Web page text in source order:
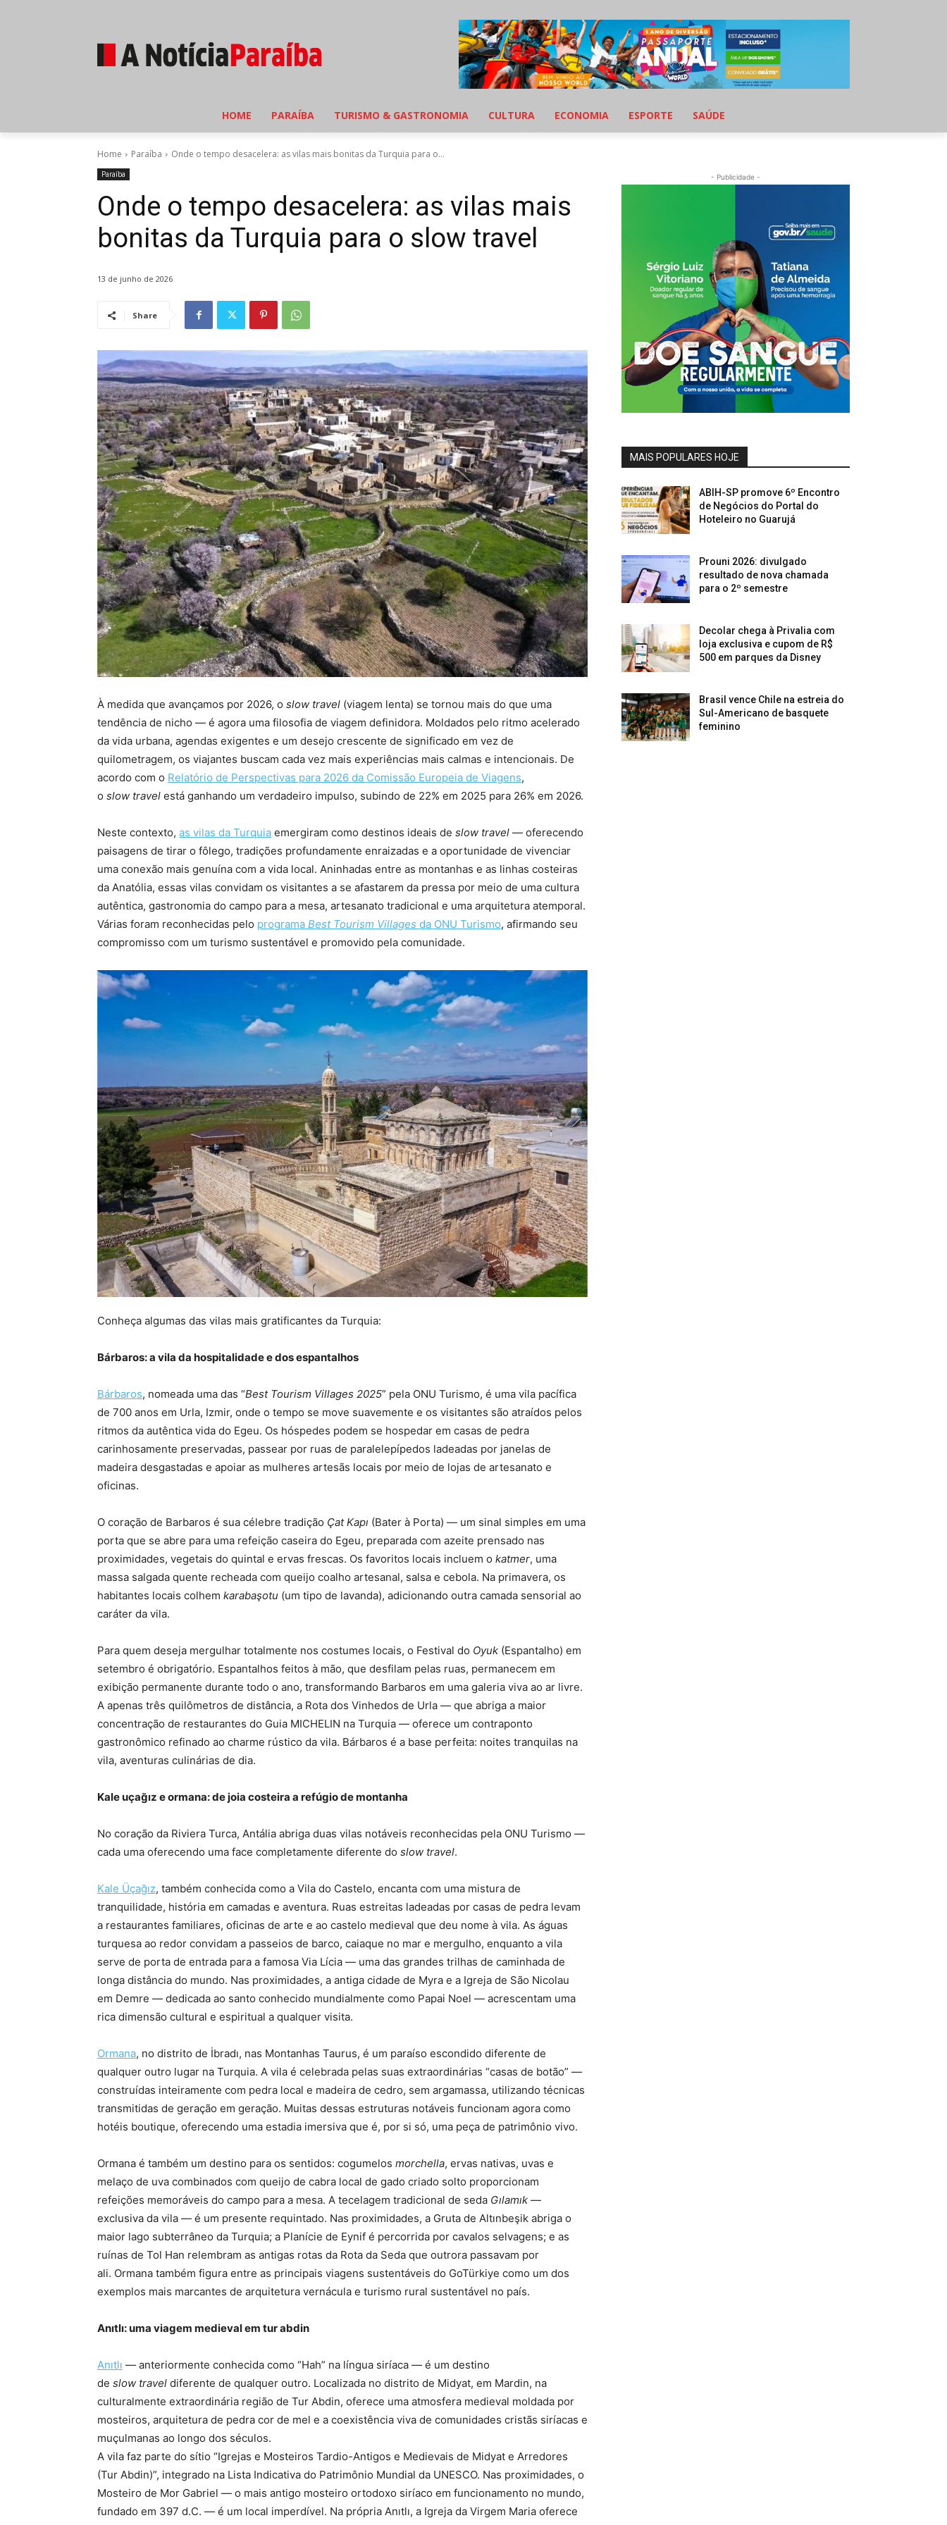
HOME PARAÍBA TURISMO & GASTRONOMIA CULTURA ECONOMIA ESPORTE SAÚDE
Home Paraíba Onde o tempo desacelera: as vilas mais bonitas da Turquia para o...
Paraíba
Onde o tempo desacelera: as vilas mais
bonitas da Turquia para o slow travel
13 de junho de 2026
Share
À medida que avançamos por 2026, o slow travel (viagem lenta) se tornou mais do que uma
tendência de nicho — é agora uma filosofia de viagem definidora. Moldados pelo ritmo acelerado
da vida urbana, agendas exigentes e um desejo crescente de significado em vez de
quilometragem, os viajantes buscam cada vez mais experiências mais calmas e intencionais. De
acordo com o Relatório de Perspectivas para 2026 da Comissão Europeia de Viagens,
o slow travel está ganhando um verdadeiro impulso, subindo de 22% em 2025 para 26% em 2026.
Neste contexto, as vilas da Turquia emergiram como destinos ideais de slow travel — oferecendo
paisagens de tirar o fôlego, tradições profundamente enraizadas e a oportunidade de vivenciar
uma conexão mais genuína com a vida local. Aninhadas entre as montanhas e as linhas costeiras
da Anatólia, essas vilas convidam os visitantes a se afastarem da pressa por meio de uma cultura
autêntica, gastronomia do campo para a mesa, artesanato tradicional e uma arquitetura atemporal.
Várias foram reconhecidas pelo programa Best Tourism Villages da ONU Turismo, afirmando seu
compromisso com um turismo sustentável e promovido pela comunidade.
Conheça algumas das vilas mais gratificantes da Turquia:
Bárbaros: a vila da hospitalidade e dos espantalhos
Bárbaros, nomeada uma das “Best Tourism Villages 2025” pela ONU Turismo, é uma vila pacífica
de 700 anos em Urla, Izmir, onde o tempo se move suavemente e os visitantes são atraídos pelos
ritmos da autêntica vida do Egeu. Os hóspedes podem se hospedar em casas de pedra
carinhosamente preservadas, passear por ruas de paralelepípedos ladeadas por janelas de
madeira desgastadas e apoiar as mulheres artesãs locais por meio de lojas de artesanato e
oficinas.
O coração de Barbaros é sua célebre tradição Çat Kapı (Bater à Porta) — um sinal simples em uma
porta que se abre para uma refeição caseira do Egeu, preparada com azeite prensado nas
proximidades, vegetais do quintal e ervas frescas. Os favoritos locais incluem o katmer, uma
massa salgada quente recheada com queijo coalho artesanal, salsa e cebola. Na primavera, os
habitantes locais colhem karabaşotu (um tipo de lavanda), adicionando outra camada sensorial ao
caráter da vila.
Para quem deseja mergulhar totalmente nos costumes locais, o Festival do Oyuk (Espantalho) em
setembro é obrigatório. Espantalhos feitos à mão, que desfilam pelas ruas, permanecem em
exibição permanente durante todo o ano, transformando Barbaros em uma galeria viva ao ar livre.
A apenas três quilômetros de distância, a Rota dos Vinhedos de Urla — que abriga a maior
concentração de restaurantes do Guia MICHELIN na Turquia — oferece um contraponto
gastronômico refinado ao charme rústico da vila. Bárbaros é a base perfeita: noites tranquilas na
vila, aventuras culinárias de dia.
Kale uçağız e ormana: de joia costeira a refúgio de montanha
No coração da Riviera Turca, Antália abriga duas vilas notáveis reconhecidas pela ONU Turismo —
cada uma oferecendo uma face completamente diferente do slow travel.
Kale Üçağız, também conhecida como a Vila do Castelo, encanta com uma mistura de
tranquilidade, história em camadas e aventura. Ruas estreitas ladeadas por casas de pedra levam
a restaurantes familiares, oficinas de arte e ao castelo medieval que deu nome à vila. As águas
turquesa ao redor convidam a passeios de barco, caiaque no mar e mergulho, enquanto a vila
serve de porta de entrada para a famosa Via Lícia — uma das grandes trilhas de caminhada de
longa distância do mundo. Nas proximidades, a antiga cidade de Myra e a Igreja de São Nicolau
em Demre — dedicada ao santo conhecido mundialmente como Papai Noel — acrescentam uma
rica dimensão cultural e espiritual a qualquer visita.
Ormana, no distrito de İbradı, nas Montanhas Taurus, é um paraíso escondido diferente de
qualquer outro lugar na Turquia. A vila é celebrada pelas suas extraordinárias “casas de botão” —
construídas inteiramente com pedra local e madeira de cedro, sem argamassa, utilizando técnicas
transmitidas de geração em geração. Muitas dessas estruturas notáveis funcionam agora como
hotéis boutique, oferecendo uma estadia imersiva que é, por si só, uma peça de patrimônio vivo.
Ormana é também um destino para os sentidos: cogumelos morchella, ervas nativas, uvas e
melaço de uva combinados com queijo de cabra local de gado criado solto proporcionam
refeições memoráveis do campo para a mesa. A tecelagem tradicional de seda Gılamık —
exclusiva da vila — é um presente requintado. Nas proximidades, a Gruta de Altınbeşik abriga o
maior lago subterrâneo da Turquia; a Planície de Eynif é percorrida por cavalos selvagens; e as
ruínas de Tol Han relembram as antigas rotas da Rota da Seda que outrora passavam por
ali. Ormana também figura entre as principais viagens sustentáveis do GoTürkiye como um dos
exemplos mais marcantes de arquitetura vernácula e turismo rural sustentável no país.
Anıtlı: uma viagem medieval em tur abdin
Anıtlı — anteriormente conhecida como “Hah” na língua siríaca — é um destino
de slow travel diferente de qualquer outro. Localizada no distrito de Midyat, em Mardin, na
culturalmente extraordinária região de Tur Abdin, oferece uma atmosfera medieval moldada por
mosteiros, arquitetura de pedra cor de mel e a coexistência viva de comunidades cristãs siríacas e
muçulmanas ao longo dos séculos.
A vila faz parte do sítio “Igrejas e Mosteiros Tardio-Antigos e Medievais de Midyat e Arredores
(Tur Abdin)”, integrado na Lista Indicativa do Patrimônio Mundial da UNESCO. Nas proximidades, o
Mosteiro de Mor Gabriel — o mais antigo mosteiro ortodoxo siríaco em funcionamento no mundo,
fundado em 397 d.C. — é um local imperdível. Na própria Anıtlı, a Igreja da Virgem Maria oferece
- Publicidade -
MAIS POPULARES HOJE
ABIH-SP promove 6º Encontro
de Negócios do Portal do
Hoteleiro no Guarujá
Prouni 2026: divulgado
resultado de nova chamada
para o 2º semestre
Decolar chega à Privalia com
loja exclusiva e cupom de R$
500 em parques da Disney
Brasil vence Chile na estreia do
Sul-Americano de basquete
feminino